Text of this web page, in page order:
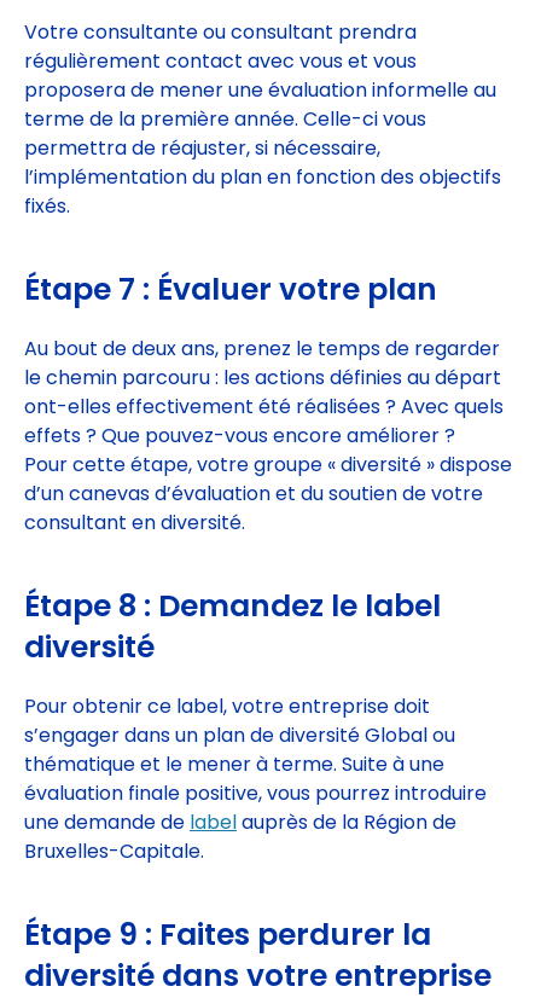
Votre consultante ou consultant prendra
régulièrement contact avec vous et vous
proposera de mener une évaluation informelle au
terme de la première année. Celle-ci vous
permettra de réajuster, si nécessaire,
l’implémentation du plan en fonction des objectifs
fixés.
Étape 7 : Évaluer votre plan
Au bout de deux ans, prenez le temps de regarder
le chemin parcouru : les actions définies au départ
ont-elles effectivement été réalisées ? Avec quels
effets ? Que pouvez-vous encore améliorer ?
Pour cette étape, votre groupe « diversité » dispose
d’un canevas d’évaluation et du soutien de votre
consultant en diversité.
Étape 8 : Demandez le label
diversité
Pour obtenir ce label, votre entreprise doit
s’engager dans un plan de diversité Global ou
thématique et le mener à terme. Suite à une
évaluation finale positive, vous pourrez introduire
une demande de labelauprès de la Région de
Bruxelles-Capitale.
Étape 9 : Faites perdurer la
diversité dans votre entreprise